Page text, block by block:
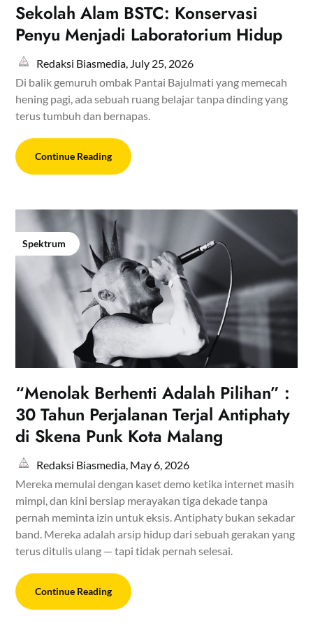
Sekolah Alam BSTC: Konservasi
Penyu Menjadi Laboratorium Hidup
Redaksi Biasmedia, July 25, 2026
Di balik gemuruh ombak Pantai Bajulmati yang memecah
hening pagi, ada sebuah ruang belajar tanpa dinding yang
terus tumbuh dan bernapas.
Continue Reading
Spektrum
“Menolak Berhenti Adalah Pilihan” :
30 Tahun Perjalanan Terjal Antiphaty
di Skena Punk Kota Malang
Redaksi Biasmedia, May 6, 2026
Mereka memulai dengan kaset demo ketika internet masih
mimpi, dan kini bersiap merayakan tiga dekade tanpa
pernah meminta izin untuk eksis. Antiphaty bukan sekadar
band. Mereka adalah arsip hidup dari sebuah gerakan yang
terus ditulis ulang — tapi tidak pernah selesai.
Continue Reading